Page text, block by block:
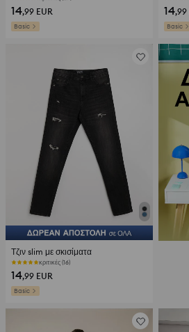
14,99 EUR
Basic
14,99
Basic
Τζιν slim με σκισίματα
κριτικές (16)
14,99 EUR
Basic